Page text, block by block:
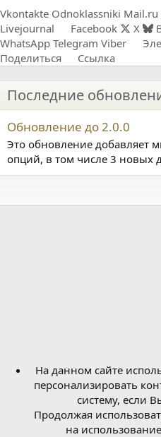
Vkontakte Odnoklassniki Mail.ru
Livejournal
Facebook X
WhatsApp Telegram Viber
Поделиться
Ссылка
Последние
Обновление до 2.0.0
Это обновление добавляет
опций, в том числе 3 новых
На данном сайте
персонализировать
систему, если
Продолжая
на